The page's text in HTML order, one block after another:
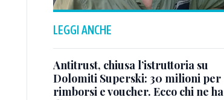
LEGGI ANCHE
Antitrust, chiusa l’istruttoria su
Dolomiti Superski: 30 milioni per
rimborsi e voucher. Ecco chi ne ha